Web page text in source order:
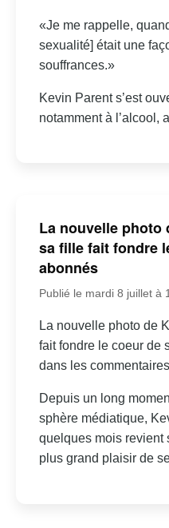
«Je me rappelle,
sexualité] était une
souffrances.»
Kevin Parent s’est
notamment à l’alcool,
La nouvelle photo
sa fille fait fondre
abonnés
Publié le mardi 8 juillet à
La nouvelle photo de
fait fondre le coeur
dans les
Depuis un long
sphère médiatique,
quelques mois revient
plus grand plaisir de